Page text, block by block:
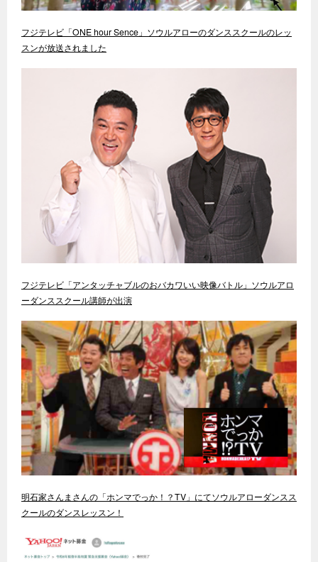
フジテレビ「ONE hour Sence」ソウルアローのダンススクールのレッ
スンが放送されました
フジテレビ「アンタッチャブルのおバカワいい映像バトル」ソウルアロ
ーダンススクール講師が出演
明石家さんまさんの「ホンマでっか！？TV」にてソウルアローダンスス
クールのダンスレッスン！